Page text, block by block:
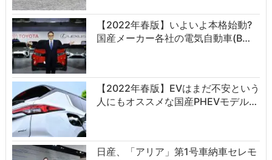
【2022年春版】いよいよ本格始動?
国産メーカー各社の電気自動車(B…
【2022年春版】EVはまだ不安という
人にもオススメな国産PHEVモデル…
日産、「アリア」第1号車納車セレモ